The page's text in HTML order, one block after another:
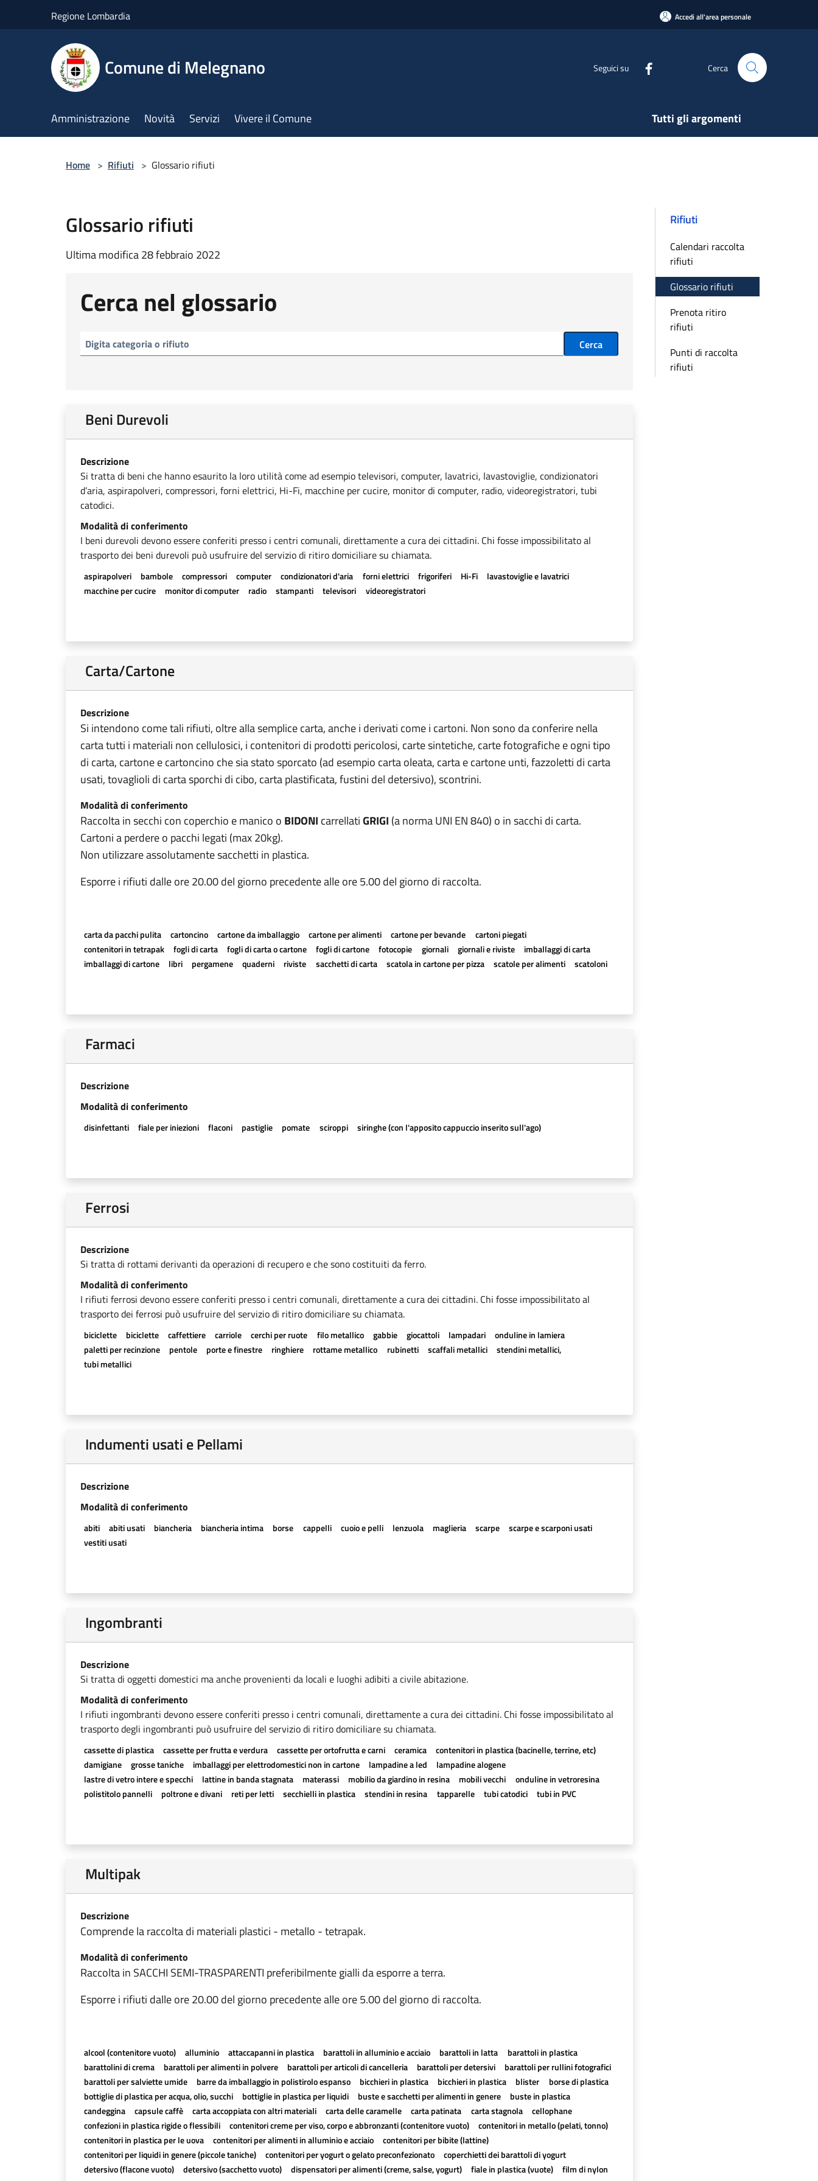
Regione Lombardia Accedi all'area personale
Comune di Melegnano Seguici su Cerca
Amministrazione Novità Servizi Vivere il Comune Tutti gli argomenti
Home > Rifiuti > Glossario rifiuti
Glossario rifiuti
Ultima modifica 28 febbraio 2022
Cerca nel glossario
Cerca
Beni Durevoli
Descrizione
Si tratta di beni che hanno esaurito la loro utilità come ad esempio televisori, computer, lavatrici, lavastoviglie, condizionatori
d’aria, aspirapolveri, compressori, forni elettrici, Hi-Fi, macchine per cucire, monitor di computer, radio, videoregistratori, tubi
catodici.
Modalità di conferimento
I beni durevoli devono essere conferiti presso i centri comunali, direttamente a cura dei cittadini. Chi fosse impossibilitato al
trasporto dei beni durevoli può usufruire del servizio di ritiro domiciliare su chiamata.
aspirapolveri bambole compressori computer condizionatori d'aria forni elettrici frigoriferi Hi-Fi
lavastoviglie e lavatrici
macchine per cucire
monitor di computer radio stampanti televisori videoregistratori
Carta/Cartone
Descrizione
Si intendono come tali rifiuti, oltre alla semplice carta, anche i derivati come i cartoni. Non sono da conferire nella
carta tutti i materiali non cellulosici, i contenitori di prodotti pericolosi, carte sintetiche, carte fotografiche e ogni tipo
di carta, cartone e cartoncino che sia stato sporcato (ad esempio carta oleata, carta e cartone unti, fazzoletti di carta
usati, tovaglioli di carta sporchi di cibo, carta plastificata, fustini del detersivo), scontrini.
Modalità di conferimento
Raccolta in secchi con coperchio e manico o BIDONI carrellatiGRIGI (a norma UNI EN 840) o in sacchi di carta.
Cartoni a perdere o pacchi legati (max 20kg).
Non utilizzare assolutamente sacchetti in plastica.
Esporre i rifiuti dalle ore 20.00 del giorno precedente alle ore 5.00 del giorno di raccolta.
carta da pacchi pulita cartoncino cartone da imballaggio cartone per alimenti cartone per bevande
cartoni piegati
contenitori in tetrapak
fogli di carta fogli di carta o cartone fogli di cartone fotocopie giornali giornali e riviste
imballaggi di carta
imballaggi di cartone
libri pergamene quaderni riviste sacchetti di carta scatola in cartone per pizza scatole per alimenti scatoloni
Farmaci
Descrizione
Modalità di conferimento
disinfettanti fiale per iniezioni flaconi pastiglie pomate sciroppi siringhe (con l'apposito cappuccio inserito sull'ago)
Ferrosi
Descrizione
Si tratta di rottami derivanti da operazioni di recupero e che sono costituiti da ferro.
Modalità di conferimento
I rifiuti ferrosi devono essere conferiti presso i centri comunali, direttamente a cura dei cittadini. Chi fosse impossibilitato al
trasporto dei ferrosi può usufruire del servizio di ritiro domiciliare su chiamata.
biciclette biciclette caffettiere carriole cerchi per ruote filo metallico gabbie giocattoli lampadari
onduline in lamiera
paletti per recinzione
pentole porte e finestre ringhiere rottame metallico rubinetti scaffali metallici
stendini metallici,
tubi metallici
Indumenti usati e Pellami
Descrizione
Modalità di conferimento
abiti abiti usati biancheria biancheria intima borse cappelli cuoio e pelli lenzuola maglieria scarpe
scarpe e scarponi usati
vestiti usati
Ingombranti
Descrizione
Si tratta di oggetti domestici ma anche provenienti da locali e luoghi adibiti a civile abitazione.
Modalità di conferimento
I rifiuti ingombranti devono essere conferiti presso i centri comunali, direttamente a cura dei cittadini. Chi fosse impossibilitato al
trasporto degli ingombranti può usufruire del servizio di ritiro domiciliare su chiamata.
cassette di plastica cassette per frutta e verdura cassette per ortofrutta e carni ceramica
contenitori in plastica (bacinelle, terrine, etc)
damigiane
grosse taniche imballaggi per elettrodomestici non in cartone lampadine a led
lampadine alogene
lastre di vetro intere e specchi
lattine in banda stagnata materassi mobilio da giardino in resina mobili vecchi
onduline in vetroresina
polistitolo pannelli
poltrone e divani reti per letti secchielli in plastica stendini in resina tapparelle tubi catodici tubi in PVC
Multipak
Descrizione
Comprende la raccolta di materiali plastici - metallo - tetrapak.
Modalità di conferimento
Raccolta in SACCHI SEMI-TRASPARENTI preferibilmente gialli da esporre a terra.
Esporre i rifiuti dalle ore 20.00 del giorno precedente alle ore 5.00 del giorno di raccolta.
alcool (contenitore vuoto) alluminio attaccapanni in plastica barattoli in alluminio e acciaio barattoli in latta
barattoli in plastica
barattolini di crema
barattoli per alimenti in polvere barattoli per articoli di cancelleria barattoli per detersivi
barattoli per rullini fotografici
barattoli per salviette umide
barre da imballaggio in polistirolo espanso bicchieri in plastica bicchieri in plastica blister
borse di plastica
bottiglie di plastica per acqua, olio, succhi
bottiglie in plastica per liquidi buste e sacchetti per alimenti in genere
buste in plastica
candeggina
capsule caffè carta accoppiata con altri materiali carta delle caramelle carta patinata carta stagnola
cellophane
confezioni in plastica rigide o flessibili
contenitori creme per viso, corpo e abbronzanti (contenitore vuoto)
contenitori in metallo (pelati, tonno)
contenitori in plastica per le uova
contenitori per alimenti in alluminio e acciaio
contenitori per bibite (lattine)
contenitori per liquidi in genere (piccole taniche)
contenitori per yogurt o gelato preconfezionato
coperchietti dei barattoli di yogurt
detersivo (flacone vuoto)
detersivo (sacchetto vuoto) dispensatori per alimenti (creme, salse, yogurt) fiale in plastica (vuote)
film di nylon
Rifiuti
Calendari raccolta
rifiuti
Glossario rifiuti
Prenota ritiro
rifiuti
Punti di raccolta
rifiuti